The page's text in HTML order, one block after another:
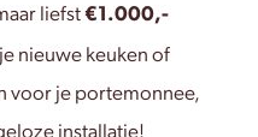
liefst€1.000,-
nieuwe keuken of
voor je portemonnee,
installatie!